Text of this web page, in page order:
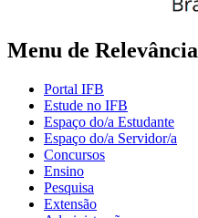
Menu de Relevância
Portal IFB
Estude no IFB
Espaço do/a Estudante
Espaço do/a Servidor/a
Concursos
Ensino
Pesquisa
Extensão